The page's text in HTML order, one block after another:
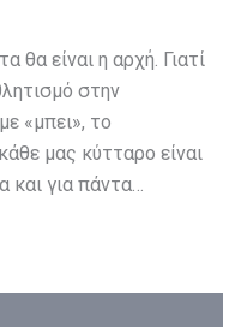
θα είναι η αρχή. Γιατί
στην
«μπει», το
μας κύτταρο είναι
για πάντα…